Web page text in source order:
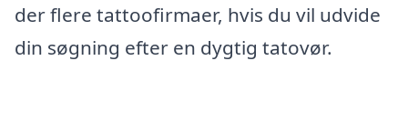
der flere tattoofirmaer, hvis du vil udvide
din søgning efter en dygtig tatovør.